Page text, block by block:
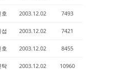
호 2003.12.02 7493
섭 2003.12.02 7421
호 2003.12.02 8455
탁 2003.12.02 10960